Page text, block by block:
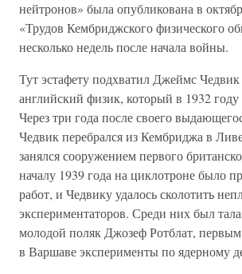
нейтронов» была опубликована в
«Трудов Кембриджского физического
несколько недель после начала войны.
Тут эстафету подхватил Джеймс
английский физик, который в 1932
Через три года после своего
Чедвик перебрался из Кембриджа в
занялся сооружением первого
началу 1939 года на циклотроне было
работ, и Чедвику удалось сколотить
экспериментаторов. Среди них был
молодой поляк Джозеф Ротблат,
в Варшаве эксперименты по ядерному